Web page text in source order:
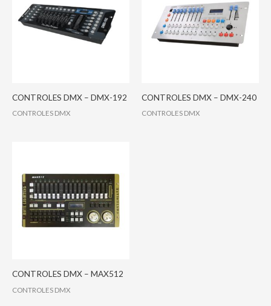
CONTROLES DMX – DMX-192
CONTROLES DMX
CONTROLES DMX – DMX-240
CONTROLES DMX
CONTROLES DMX – MAX512
CONTROLES DMX